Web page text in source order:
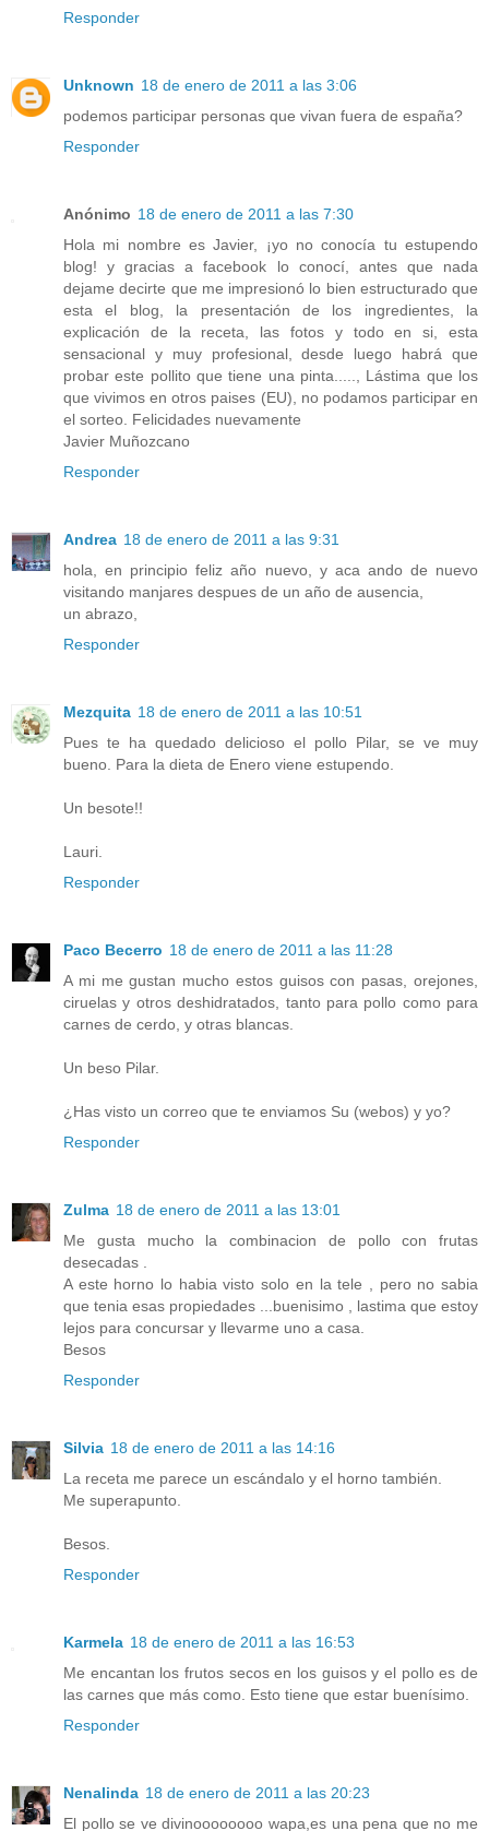
Responder
Unknown 18 de enero de 2011 a las 3:06
podemos participar personas que vivan fuera de españa?
Responder
Anónimo 18 de enero de 2011 a las 7:30
Hola mi nombre es Javier, ¡yo no conocía tu estupendo
blog! y gracias a facebook lo conocí, antes que nada
dejame decirte que me impresionó lo bien estructurado que
esta el blog, la presentación de los ingredientes, la
explicación de la receta, las fotos y todo en si, esta
sensacional y muy profesional, desde luego habrá que
probar este pollito que tiene una pinta....., Lástima que los
que vivimos en otros paises (EU), no podamos participar en
el sorteo. Felicidades nuevamente
Javier Muñozcano
Responder
Andrea 18 de enero de 2011 a las 9:31
hola, en principio feliz año nuevo, y aca ando de nuevo
visitando manjares despues de un año de ausencia,
un abrazo,
Responder
Mezquita 18 de enero de 2011 a las 10:51
Pues te ha quedado delicioso el pollo Pilar, se ve muy
bueno. Para la dieta de Enero viene estupendo.
Un besote!!
Lauri.
Responder
Paco Becerro 18 de enero de 2011 a las 11:28
A mi me gustan mucho estos guisos con pasas, orejones,
ciruelas y otros deshidratados, tanto para pollo como para
carnes de cerdo, y otras blancas.
Un beso Pilar.
¿Has visto un correo que te enviamos Su (webos) y yo?
Responder
Zulma 18 de enero de 2011 a las 13:01
Me gusta mucho la combinacion de pollo con frutas
desecadas .
A este horno lo habia visto solo en la tele , pero no sabia
que tenia esas propiedades ...buenisimo , lastima que estoy
lejos para concursar y llevarme uno a casa.
Besos
Responder
Silvia 18 de enero de 2011 a las 14:16
La receta me parece un escándalo y el horno también.
Me superapunto.
Besos.
Responder
Karmela 18 de enero de 2011 a las 16:53
Me encantan los frutos secos en los guisos y el pollo es de
las carnes que más como. Esto tiene que estar buenísimo.
Responder
Nenalinda 18 de enero de 2011 a las 20:23
El pollo se ve divinoooooooo wapa,es una pena que no me